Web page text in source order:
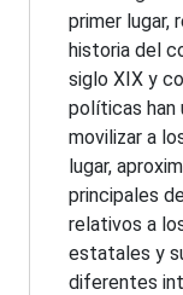
primer lugar,
historia del
siglo XIX y
políticas
movilizar a
lugar,
principales
relativos a
estatales y
diferentes